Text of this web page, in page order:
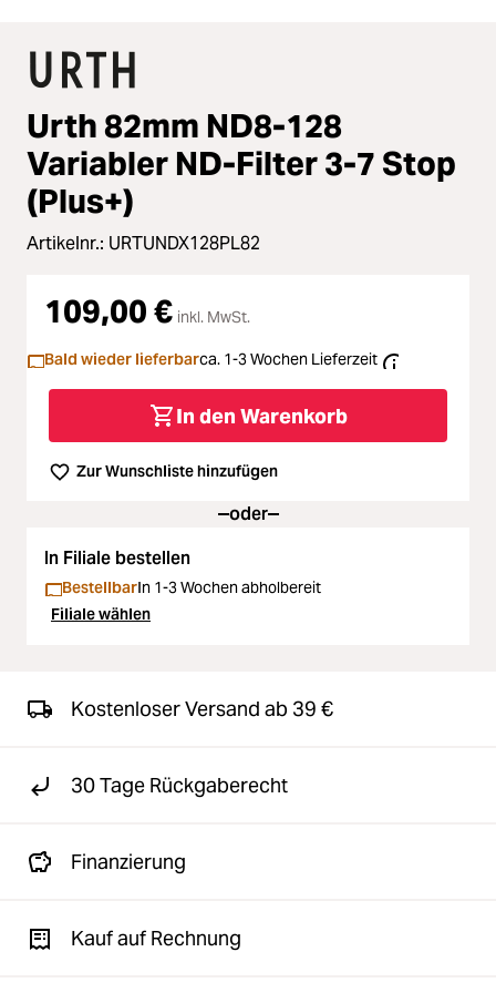
Urth 82mm ND8-128
Variabler ND-Filter 3-7 Stop
(Plus+)
Artikelnr.: URTUNDX128PL82
109,00 € inkl. MwSt.
Bald wieder lieferbarca. 1-3 Wochen Lieferzeit
In den Warenkorb
Zur Wunschliste hinzufügen
oder
In Filiale bestellen
BestellbarIn 1-3 Wochen abholbereit
Filiale wählen
Kostenloser Versand ab 39 €
30 Tage Rückgaberecht
Finanzierung
Kauf auf Rechnung